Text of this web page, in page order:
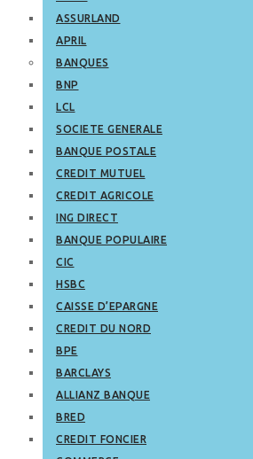
ASSURLAND
APRIL
BANQUES
BNP
LCL
SOCIETE GENERALE
BANQUE POSTALE
CREDIT MUTUEL
CREDIT AGRICOLE
ING DIRECT
BANQUE POPULAIRE
CIC
HSBC
CAISSE D’EPARGNE
CREDIT DU NORD
BPE
BARCLAYS
ALLIANZ BANQUE
BRED
CREDIT FONCIER